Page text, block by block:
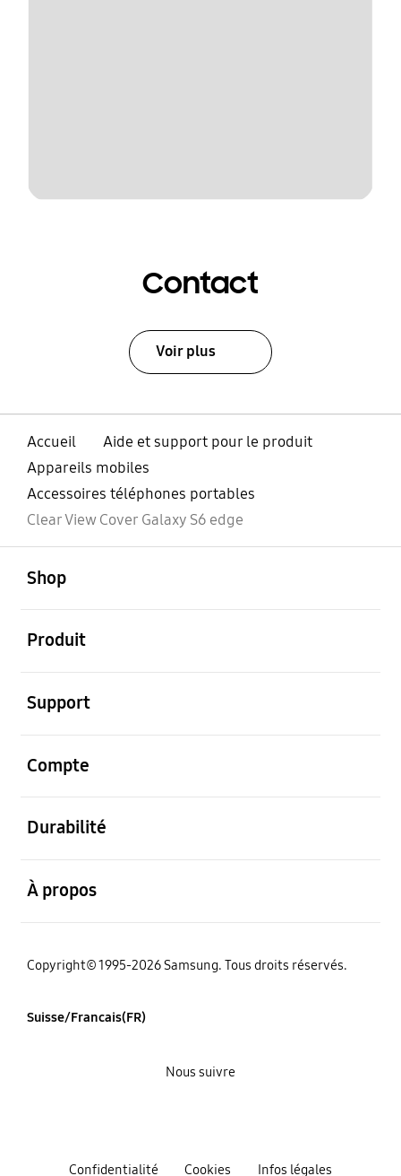
Contact
Voir plus
Accueil
Aide et support pour le produit
Appareils mobiles
Accessoires téléphones portables
Clear View Cover Galaxy S6 edge
Shop
Produit
Support
Compte
Durabilité
À propos
Copyright© 1995-2026 Samsung. Tous droits réservés.
Suisse/Francais(FR)
Confidentialité Cookies Infos légales
Nous suivre